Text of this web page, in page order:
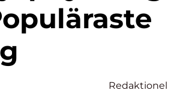
Redaktionel